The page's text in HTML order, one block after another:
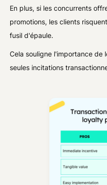
En plus, si les concurrents
promotions, les clients
fusil d'épaule.
Cela souligne l'importance de
seules incitations